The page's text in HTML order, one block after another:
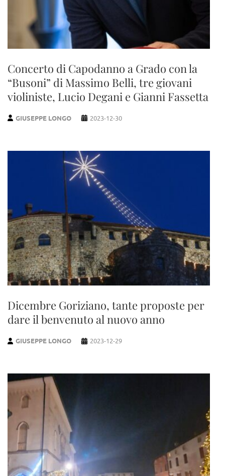
Concerto di Capodanno a Grado con la
“Busoni” di Massimo Belli, tre giovani
violiniste, Lucio Degani e Gianni Fassetta
GIUSEPPE LONGO 2023-12-30
Dicembre Goriziano, tante proposte per
dare il benvenuto al nuovo anno
GIUSEPPE LONGO 2023-12-29